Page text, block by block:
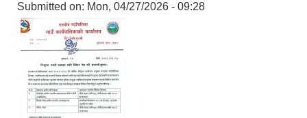
Submitted on: Mon, 04/27/2026 - 09:28